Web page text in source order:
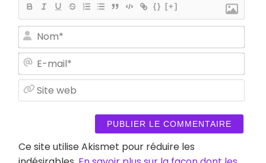
{} [+]
web
Ce site utilise Akismet pour réduire les